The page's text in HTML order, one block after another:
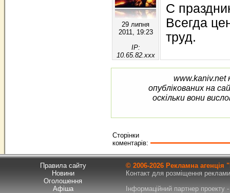
29 липня
2011, 19:23
IP:
10.65.82.xxx
С
Всегда
труд.
www.kaniv.net
опублікованих на
оскільки вони
Сторінки
коментарів:
Правила сайту
Новини
Оголошення
Афіша
© 2006-2026 Рекламна
Контакт для розміщення
Інформаційний партнер проекту